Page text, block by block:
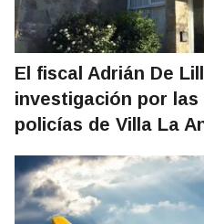
El fiscal Adrián De
investigación por
policías de Villa La